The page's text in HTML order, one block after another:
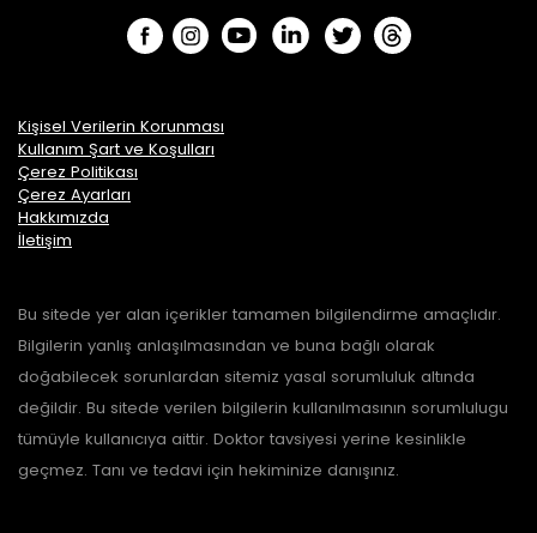
Kişisel Verilerin Korunması
Kullanım Şart ve Koşulları
Çerez Politikası
Çerez Ayarları
Hakkımızda
İletişim
Bu sitede yer alan içerikler tamamen bilgilendirme amaçlıdır.
Bilgilerin yanlış anlaşılmasından ve buna bağlı olarak
doğabilecek sorunlardan sitemiz yasal sorumluluk altında
değildir. Bu sitede verilen bilgilerin kullanılmasının sorumlulugu
tümüyle kullanıcıya aittir. Doktor tavsiyesi yerine kesinlikle
geçmez. Tanı ve tedavi için hekiminize danışınız.